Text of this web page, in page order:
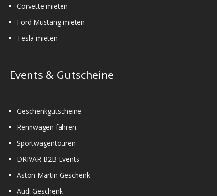
Corvette mieten
Ford Mustang mieten
Tesla mieten
Events & Gutscheine
Geschenkgutscheine
Rennwagen fahren
Sportwagentouren
DRIVAR B2B Events
Aston Martin Geschenk
Audi Geschenk